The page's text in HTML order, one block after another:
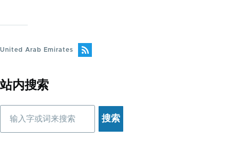
United Arab Emirates
站内搜索